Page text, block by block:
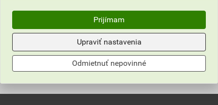
Prijímam
Upraviť nastavenia
Odmietnuť nepovinné